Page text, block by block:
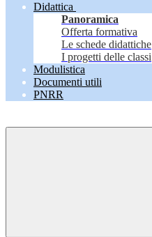
Didattica
Panoramica
Offerta formativa
Le schede didattiche
I progetti delle classi
Modulistica
Documenti utili
PNRR